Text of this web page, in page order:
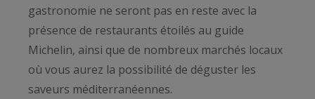
gastronomie ne seront pas en reste avec la
présence de restaurants étoilés au guide
Michelin, ainsi que de nombreux marchés locaux
où vous aurez la possibilité de déguster les
saveurs méditerranéennes.